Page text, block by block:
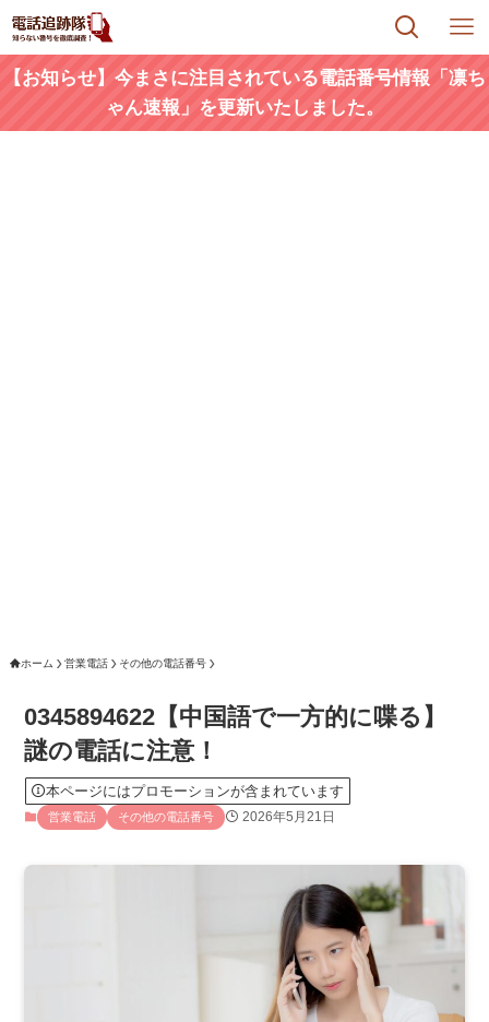
【お知らせ】今まさに注目されている電話番号情報「凛ち
ゃん速報」を更新いたしました。
ホーム 営業電話 その他の電話番号
0345894622【中国語で一方的に喋る】
謎の電話に注意！
本ページにはプロモーションが含まれています
営業電話 その他の電話番号 2026年5月21日